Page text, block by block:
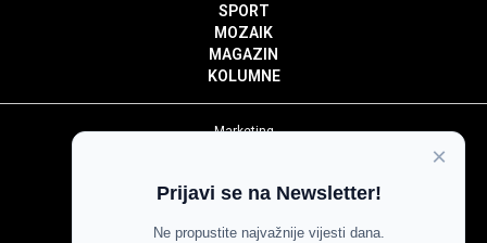
SPORT
MOZAIK
MAGAZIN
KOLUMNE
Marketing
Impressum
×
Prijavi se na Newsletter!
Ne propustite najvažnije vijesti dana.